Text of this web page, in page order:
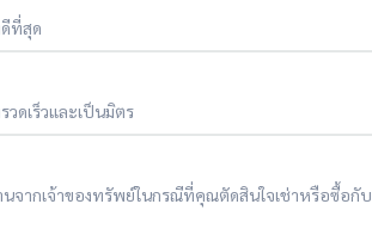
ที่สุด
ดเร็วและเป็นมิตร
นจากเจ้าของทรัพย์ในกรณีที่คุณตัดสินใจเช่าหรือซื้อกับ